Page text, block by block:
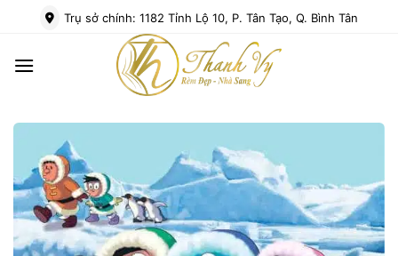
dung
Trụ sở chính: 1182 Tỉnh Lộ 10, P. Tân Tạo, Q. Bình Tân